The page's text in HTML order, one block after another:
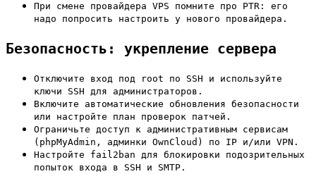
При смене провайдера VPS помните про PTR: его
надо попросить настроить у нового провайдера.
Безопасность: укрепление сервера
Отключите вход под root по SSH и используйте
ключи SSH для администраторов.
Включите автоматические обновления безопасности
или настройте план проверок патчей.
Ограничьте доступ к административным сервисам
(phpMyAdmin, админки OwnCloud) по IP и/или VPN.
Настройте fail2ban для блокировки подозрительных
попыток входа в SSH и SMTP.